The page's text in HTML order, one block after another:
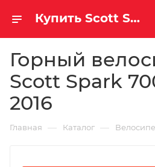
Купить Scott Spark 700 RC 2016 за рублей, а со скидкой
Горный
Scott Spark
2016
Главная — Каталог —